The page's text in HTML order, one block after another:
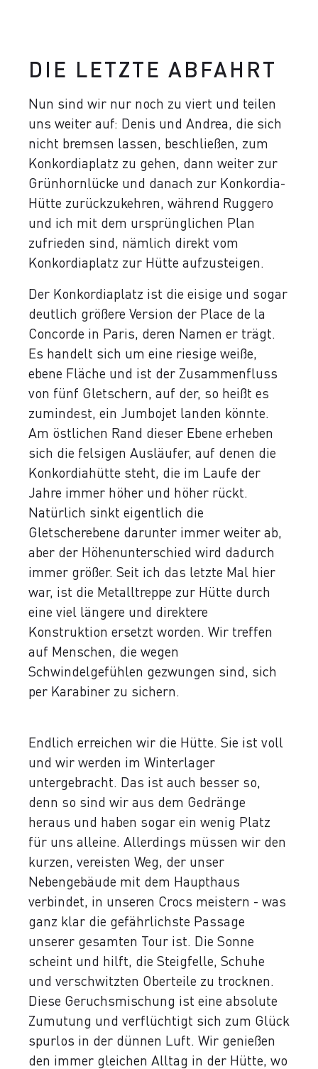
DIE LETZTE ABFAHRT
Nun sind wir nur noch zu viert und teilen
uns weiter auf: Denis und Andrea, die sich
nicht bremsen lassen, beschließen, zum
Konkordiaplatz zu gehen, dann weiter zur
Grünhornlücke und danach zur Konkordia-
Hütte zurückzukehren, während Ruggero
und ich mit dem ursprünglichen Plan
zufrieden sind, nämlich direkt vom
Konkordiaplatz zur Hütte aufzusteigen.
Der Konkordiaplatz ist die eisige und sogar
deutlich größere Version der Place de la
Concorde in Paris, deren Namen er trägt.
Es handelt sich um eine riesige weiße,
ebene Fläche und ist der Zusammenfluss
von fünf Gletschern, auf der, so heißt es
zumindest, ein Jumbojet landen könnte.
Am östlichen Rand dieser Ebene erheben
sich die felsigen Ausläufer, auf denen die
Konkordiahütte steht, die im Laufe der
Jahre immer höher und höher rückt.
Natürlich sinkt eigentlich die
Gletscherebene darunter immer weiter ab,
aber der Höhenunterschied wird dadurch
immer größer. Seit ich das letzte Mal hier
war, ist die Metalltreppe zur Hütte durch
eine viel längere und direktere
Konstruktion ersetzt worden. Wir treffen
auf Menschen, die wegen
Schwindelgefühlen gezwungen sind, sich
per Karabiner zu sichern.
Endlich erreichen wir die Hütte. Sie ist voll
und wir werden im Winterlager
untergebracht. Das ist auch besser so,
denn so sind wir aus dem Gedränge
heraus und haben sogar ein wenig Platz
für uns alleine. Allerdings müssen wir den
kurzen, vereisten Weg, der unser
Nebengebäude mit dem Haupthaus
verbindet, in unseren Crocs meistern - was
ganz klar die gefährlichste Passage
unserer gesamten Tour ist. Die Sonne
scheint und hilft, die Steigfelle, Schuhe
und verschwitzten Oberteile zu trocknen.
Diese Geruchsmischung ist eine absolute
Zumutung und verflüchtigt sich zum Glück
spurlos in der dünnen Luft. Wir genießen
den immer gleichen Alltag in der Hütte, wo